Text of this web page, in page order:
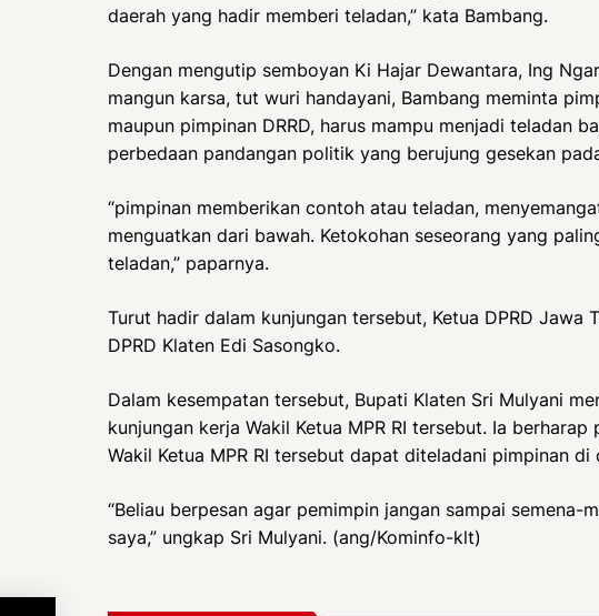
daerah yang hadir memberi teladan,” kata Bambang.
Dengan mengutip semboyan Ki Hajar Dewantara, Ing
mangun karsa, tut wuri handayani, Bambang meminta
maupun pimpinan DRRD, harus mampu menjadi teladan
perbedaan pandangan politik yang berujung gesekan
“pimpinan memberikan contoh atau teladan,
menguatkan dari bawah. Ketokohan seseorang yang
teladan,” paparnya.
Turut hadir dalam kunjungan tersebut, Ketua DPRD Jawa
DPRD Klaten Edi Sasongko.
Dalam kesempatan tersebut, Bupati Klaten Sri Mulyani
kunjungan kerja Wakil Ketua MPR RI tersebut. Ia
Wakil Ketua MPR RI tersebut dapat diteladani pimpinan di
“Beliau berpesan agar pemimpin jangan sampai semena-
saya,” ungkap Sri Mulyani. (ang/Kominfo-klt)